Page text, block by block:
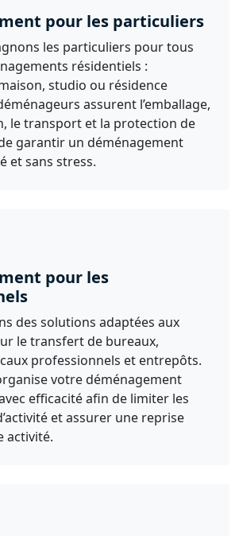
pour les particuliers
les particuliers pour tous
résidentiels :
studio ou résidence
assurent l’emballage,
le transport et la protection de
garantir un déménagement
et sans stress.
pour les
des solutions adaptées aux
le transfert de bureaux,
professionnels et entrepôts.
votre déménagement
efficacité afin de limiter les
et assurer une reprise
activité.